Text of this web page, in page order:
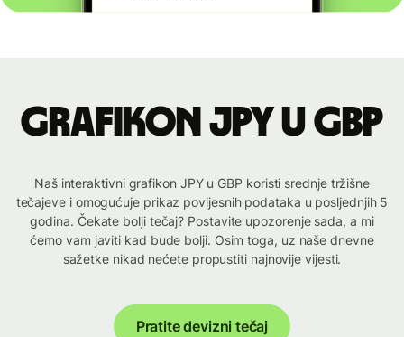
Grafikon JPY u GBP
Naš interaktivni grafikon JPY u GBP koristi srednje tržišne
tečajeve i omogućuje prikaz povijesnih podataka u posljednjih 5
godina. Čekate bolji tečaj? Postavite upozorenje sada, a mi
ćemo vam javiti kad bude bolji. Osim toga, uz naše dnevne
sažetke nikad nećete propustiti najnovije vijesti.
Pratite devizni tečaj